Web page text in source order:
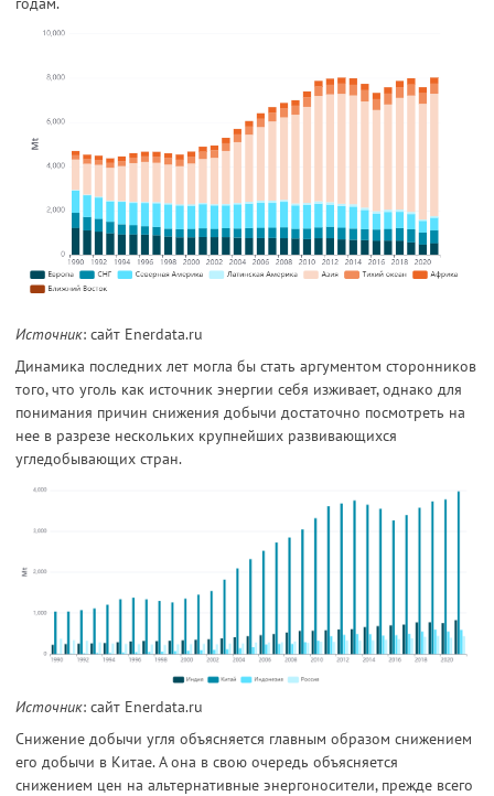
Источник: сайт Enerdata.ru
Динамика последних лет могла бы стать аргументом сторонников
того, что уголь как источник энергии себя изживает, однако для
понимания причин снижения добычи достаточно посмотреть на
нее в разрезе нескольких крупнейших развивающихся
угледобывающих стран.
Источник: сайт Enerdata.ru
Снижение добычи угля объясняется главным образом снижением
его добычи в Китае. А она в свою очередь объясняется
снижением цен на альтернативные энергоносители, прежде всего